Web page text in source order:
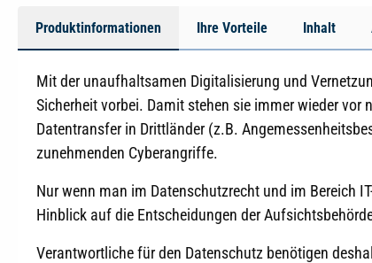
Produktinformationen Ihre Vorteile Inhalt
Mit der unaufhaltsamen Digitalisierung und
Sicherheit vorbei. Damit stehen sie immer wieder
Datentransfer in Drittländer (z.B.
zunehmenden Cyberangriffe.
Nur wenn man im Datenschutzrecht und im Bereich
Hinblick auf die Entscheidungen der
Verantwortliche für den Datenschutz benötigen